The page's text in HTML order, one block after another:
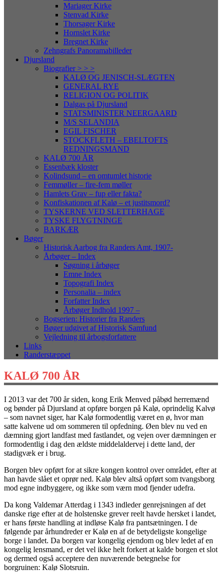
Mariager Kirke
Stenvad Kirke
Thorsager Kirke
Hornslet Kirke
Bregnet Kirke
Zehngrafs Panoramabilleder
Djursland
Biografier > > >
KALØ OG JENISCH-SLÆGTEN
GENERAL RYE
RELIGION OG POLITIK
Dalgas på Djursland
STATSMINISTER NEERGAARD
M/S SELANDIA
EGIL FISCHER
STOCKFLETH – EBELTOFTS
REDNINGSMAND
KALØ 700 ÅR
Essenbæk kloster
Kolindsund – en omtumlet historie
Femmøller – fire-fem møller
Hamlets Grav – fup eller fakta?
Konfiskationen af Kalø – et justitsmord?
TYSKERNE VED SLETTERHAGE
TYSKE FLYGTNINGE
BARKÆR
Bøger
Historisk Aarbog fra Randers Amt, 1907-
Årbøger – Index
Søgning i årbøger
Emne Index
Topografi Index
Personalia – index
Forfatter Index
Årbøger Indhold 1997 –
Bogserien: Historier fra Randers
Bøger udgivet af Historisk Samfund
Vejledning til årbogsforfattere
Links
Randerstæppet
KALØ 700 ÅR
I 2013 var det 700 år siden, kong Erik Menved påbød herremænd
og bønder på Djursland at opføre borgen på Kalø, oprindelig Kalvø
– som navnet siger, har Kalø formodentlig været en ø, hvor man
satte kalvene ud om sommeren til opfedning. Øen blev nu ved en
dæmning gjort landfast med fastlandet, og vejen over dæmningen er
formodentlig i dag den ældste middelaldervej i dette land, der
stadigvæk er i brug.
Borgen blev opført for at sikre kongen kontrol over området, efter at
han havde slået et oprør ned. Kalø blev altså opført som tvangsborg
mod egne indbyggere, og ikke som værn mod fjender udefra.
Da kong Valdemar Atterdag i 1343 indleder genrejsningen af det
danske rige efter at de holstenske grever reelt havde hersket i landet,
er hans første handling at indløse Kalø fra pantsætningen. I de
følgende par århundreder er Kalø en af de betydeligste kongelige
borge i landet. Da borgen var kongelig ejendom og blev ledet af en
kongelig lensmand, er det vel ikke helt forkert at kalde borgen et slot
og dermed også acceptere den nuværende betegnelse for
borgruinen: Kalø Slotsruin.